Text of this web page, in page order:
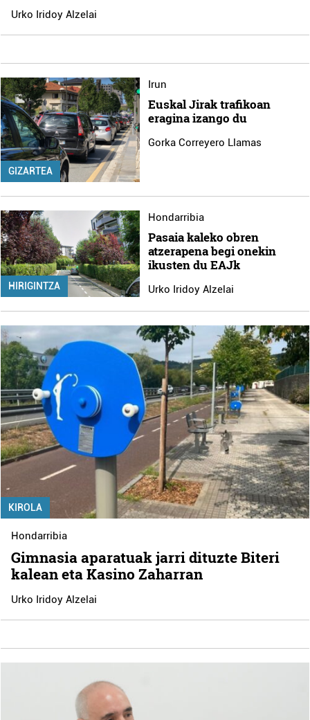
Urko Iridoy Alzelai
GIZARTEA
Irun
Euskal Jirak trafikoan
eragina izango du
Gorka Correyero Llamas
HIRIGINTZA
Hondarribia
Pasaia kaleko obren
atzerapena begi onekin
ikusten du EAJk
Urko Iridoy Alzelai
KIROLA
Hondarribia
Gimnasia aparatuak jarri dituzte Biteri
kalean eta Kasino Zaharran
Urko Iridoy Alzelai